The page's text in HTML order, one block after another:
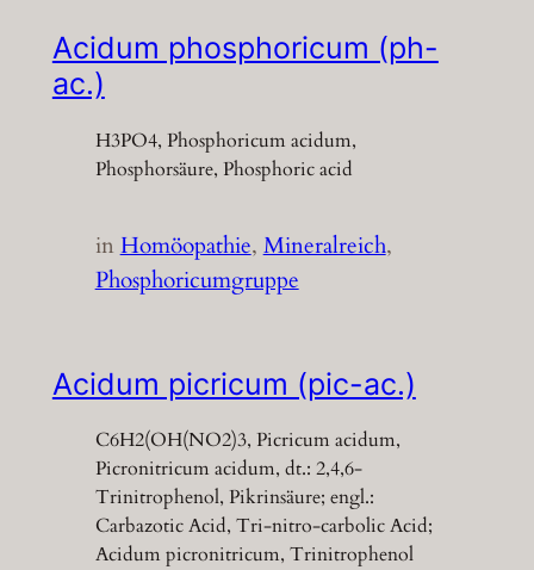
Acidum phosphoricum (ph-
ac.)
H3PO4, Phosphoricum acidum,
Phosphorsäure, Phosphoric acid
inHomöopathie, Mineralreich
Phosphoricumgruppe
Acidum picricum (pic-ac.)
C6H2(OH(NO2)3, Picricum acidum,
Picronitricum acidum, dt.: 2,4,6-
Trinitrophenol, Pikrinsäure; engl.:
Carbazotic Acid, Tri-nitro-carbolic Acid;
Acidum picronitricum, Trinitrophenol